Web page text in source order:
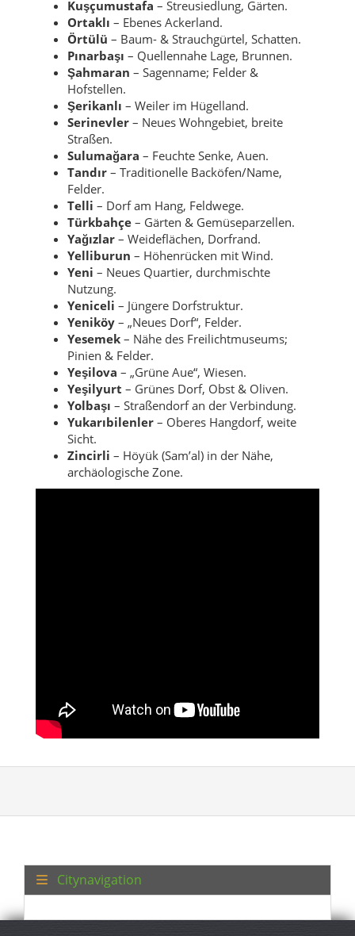
Kuşçumustafa – Streusiedlung, Gärten.
Ortaklı – Ebenes Ackerland.
Örtülü – Baum- & Strauchgürtel, Schatten.
Pınarbaşı – Quellennahe Lage, Brunnen.
Şahmaran – Sagenname; Felder &
Hofstellen.
Şerikanlı – Weiler im Hügelland.
Serinevler – Neues Wohngebiet, breite
Straßen.
Sulumağara – Feuchte Senke, Auen.
Tandır – Traditionelle Backöfen/Name,
Felder.
Telli – Dorf am Hang, Feldwege.
Türkbahçe – Gärten & Gemüseparzellen.
Yağızlar – Weideflächen, Dorfrand.
Yelliburun – Höhenrücken mit Wind.
Yeni – Neues Quartier, durchmischte
Nutzung.
Yeniceli – Jüngere Dorfstruktur.
Yeniköy – „Neues Dorf“, Felder.
Yesemek – Nähe des Freilichtmuseums;
Pinien & Felder.
Yeşilova – „Grüne Aue“, Wiesen.
Yeşilyurt – Grünes Dorf, Obst & Oliven.
Yolbaşı – Straßendorf an der Verbindung.
Yukarıbilenler – Oberes Hangdorf, weite
Sicht.
Zincirli – Höyük (Sam’al) in der Nähe,
archäologische Zone.
Citynavigation